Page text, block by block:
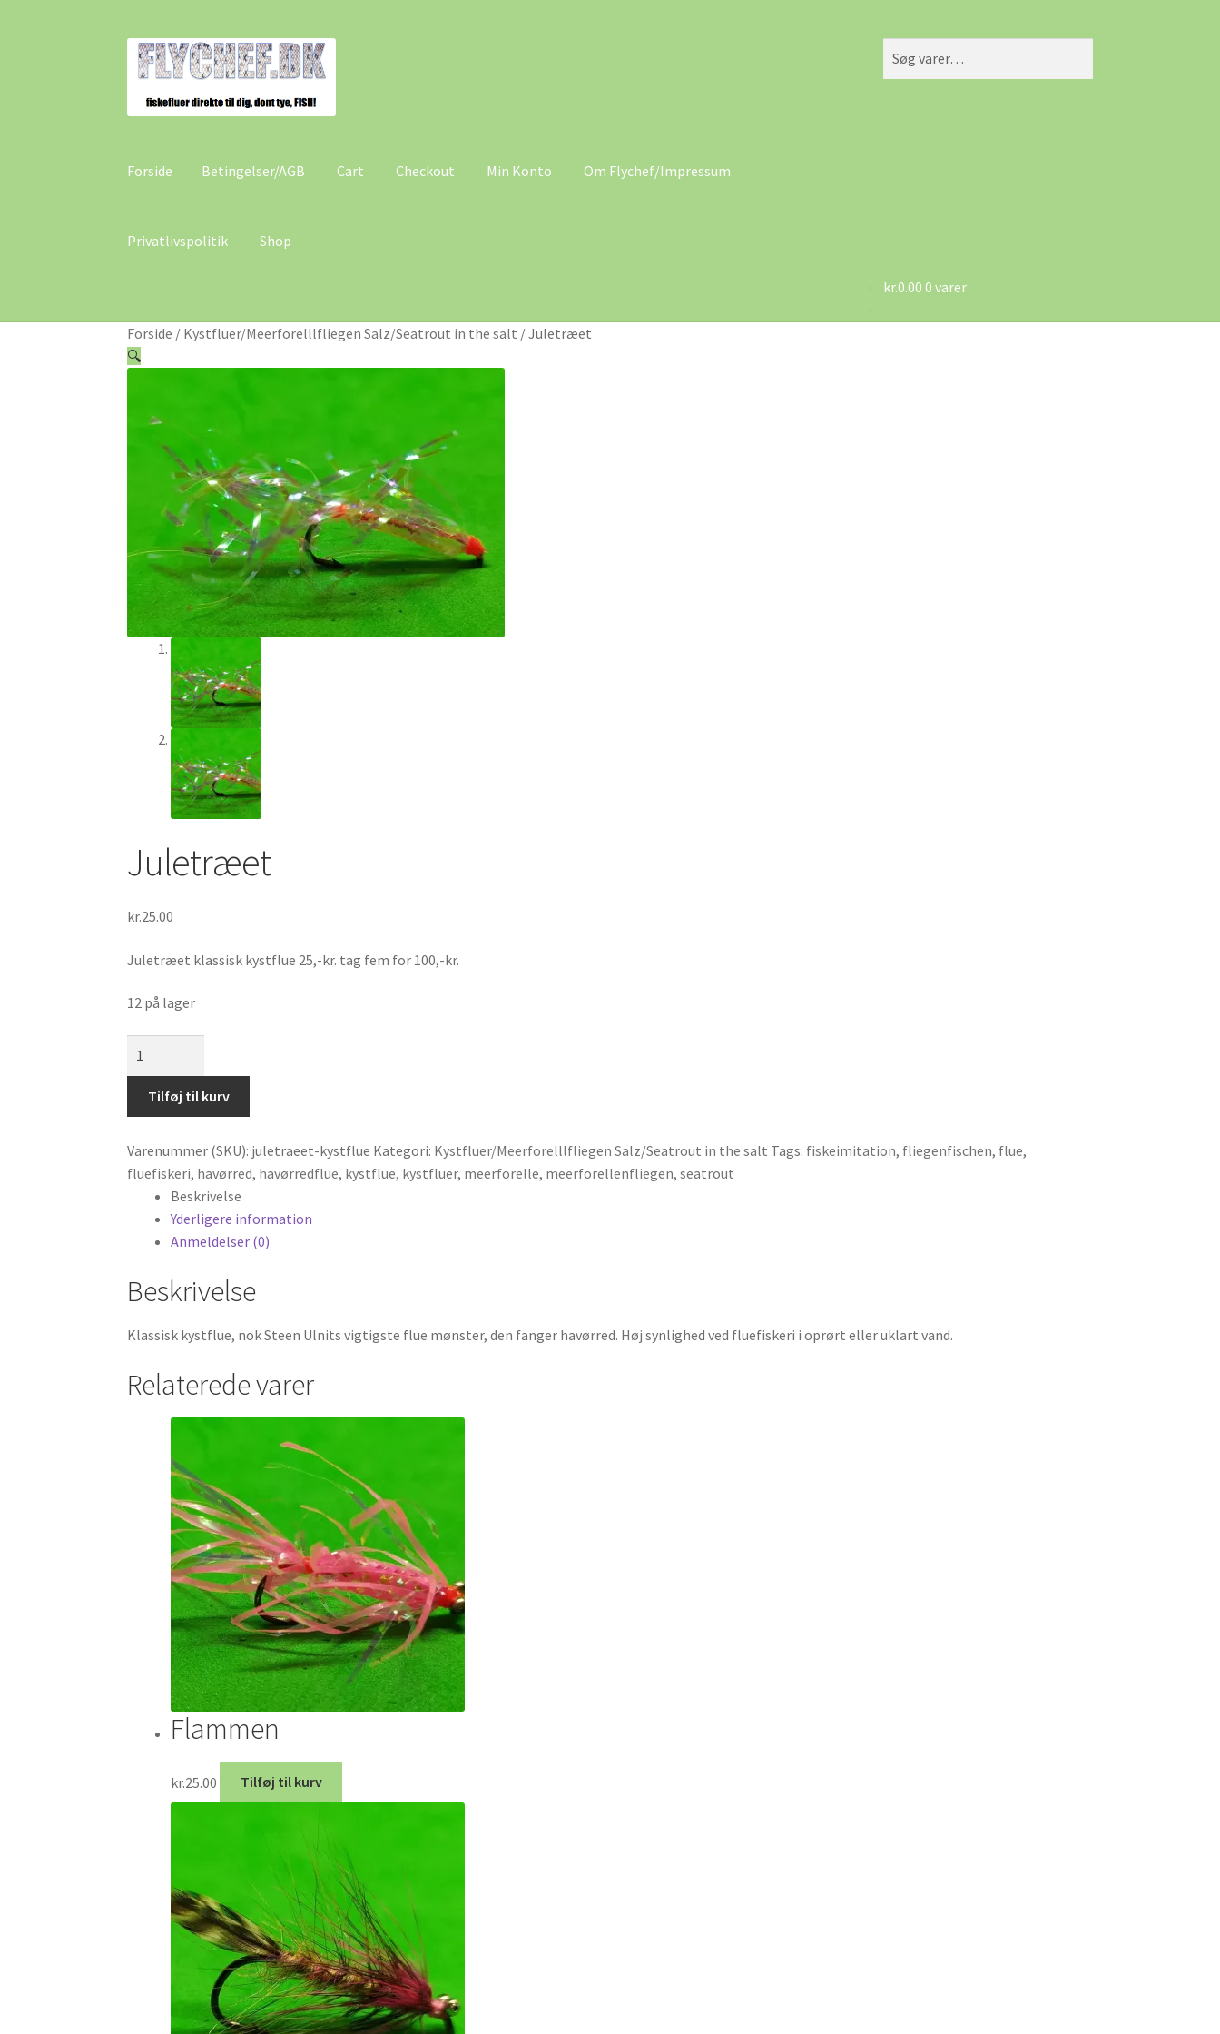
Spring
til
Spring
til
efter:
Forside Betingelser/AGB Cart Checkout Min Konto Om Flychef/Impressum
Privatlivspolitik Shop
kr.0.00 0 varer
Forside / Kystfluer/Meerforelllfliegen Salz/Seatrout in the salt /Juletræet
🔍
Juletræet
kr.25.00
Juletræet klassisk kystflue 25,-kr. tag fem for 100,-kr.
12 på lager
Tilføj til kurv
Varenummer (SKU): juletraeet-kystflue Kategori: Kystfluer/Meerforelllfliegen Salz/Seatrout in the salt Tags: fiskeimitation, fliegenfischen, flue,
fluefiskeri, havørred, havørredflue, kystflue, kystfluer, meerforelle, meerforellenfliegen,seatrout
Beskrivelse
Yderligere information
Anmeldelser (0)
Beskrivelse
Klassisk kystflue, nok Steen Ulnits vigtigste flue mønster, den fanger havørred. Høj synlighed ved fluefiskeri i oprørt eller uklart vand.
Relaterede varer
Flammen
kr.25.00 Tilføj til kurv